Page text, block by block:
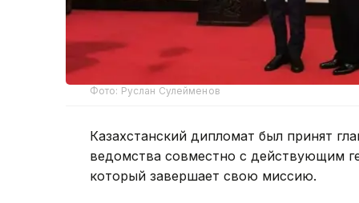
Фото: Руслан Сулейменов
Казахстанский дипломат был принят
ведомства совместно с действующим
который завершает свою миссию.